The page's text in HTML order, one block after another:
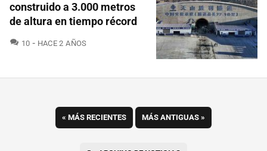
construido a 3.000 metros
de altura en tiempo récord
10 COMENTARIOS
HACE 2 AÑOS
« MÁS RECIENTES MÁS ANTIGUAS »